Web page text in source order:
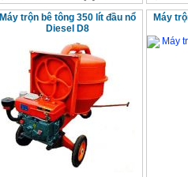
Máy trộn bê tông 350 lít đầu nổ
Diesel D8
Máy